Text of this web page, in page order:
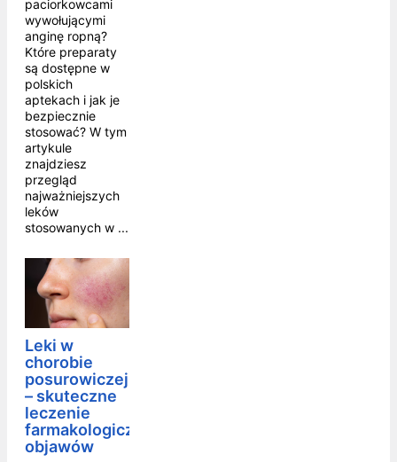
paciorkowcami
wywołującymi
anginę ropną?
Które preparaty
są dostępne w
polskich
aptekach i jak je
bezpiecznie
stosować? W tym
artykule
znajdziesz
przegląd
najważniejszych
leków
stosowanych w ...
Leki w
chorobie
posurowiczej
– skuteczne
leczenie
farmakologiczne
objawów